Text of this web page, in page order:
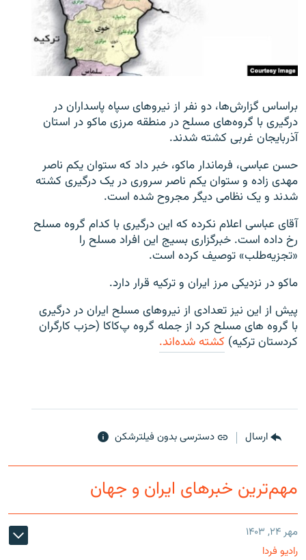
زبان‌های دیگر
براساس گزارش‌ها، دو نفر از نیروهای سپاه پاسداران در
درگیری با گروه‌های مسلح در منطقه مرزی ماکو در استان
آذربایجان غربی کشته شدند.
حسن عباسی، فرماندار ماکو، خبر داد که ستوان یکم ناصر
مهدی زاده و ستوان یکم ناصر سروری در یک درگیری کشته
شدند و یک نظامی دیگر مجروح شده است.
آقای عباسی اعلام نکرده که این درگیری با کدام گروه مسلح
رخ داده است. خبرگزاری بسیج این افراد مسلح را
«تجزیه‌طلب» توصیف کرده است.
ماکو در نزدیکی مرز ایران و ترکیه قرار دارد.
پیش از این نیز تعدادی از نیروهای مسلح ایران در درگیری
با گروه های مسلح کرد از جمله گروه پ‌کا‌کا (حزب کارگران
کردستان ترکیه) کشته شده‌اند.
ارسال دسترسی بدون فیلترشکن
مهم‌ترین خبرهای ایران و جهان
مهر ۲۴, ۱۴۰۳
رادیو فردا